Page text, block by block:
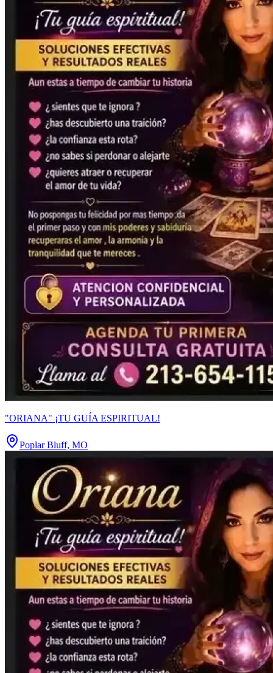
"ORIANA" ¡TU GUÍA ESPIRITUAL!
Poplar Bluff, MO